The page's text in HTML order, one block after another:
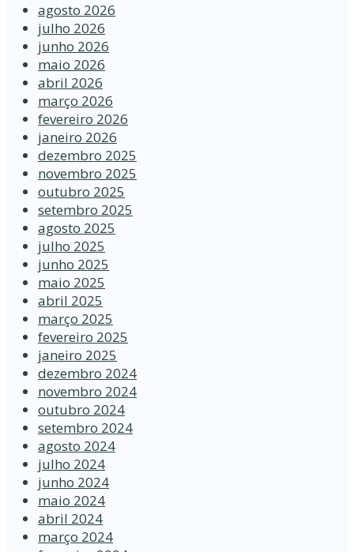
agosto 2026
julho 2026
junho 2026
maio 2026
abril 2026
março 2026
fevereiro 2026
janeiro 2026
dezembro 2025
novembro 2025
outubro 2025
setembro 2025
agosto 2025
julho 2025
junho 2025
maio 2025
abril 2025
março 2025
fevereiro 2025
janeiro 2025
dezembro 2024
novembro 2024
outubro 2024
setembro 2024
agosto 2024
julho 2024
junho 2024
maio 2024
abril 2024
março 2024